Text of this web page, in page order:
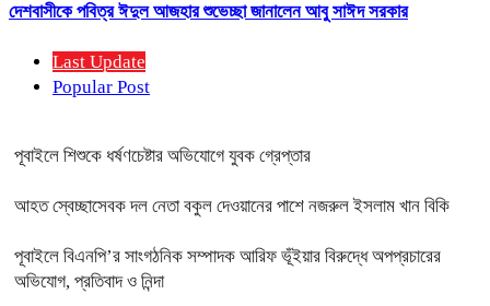
দেশবাসীকে পবিত্র ঈদুল আজহার শুভেচ্ছা জানালেন আবু সাঈদ সরকার
Last Update
Popular Post
পূবাইলে শিশুকে ধর্ষণচেষ্টার অভিযোগে যুবক গ্রেপ্তার
আহত স্বেচ্ছাসেবক দল নেতা বকুল দেওয়ানের পাশে নজরুল ইসলাম খান বিকি
পূবাইলে বিএনপি’র সাংগঠনিক সম্পাদক আরিফ ভূঁইয়ার বিরুদ্ধে অপপ্রচারের
অভিযোগ, প্রতিবাদ ও নিন্দা